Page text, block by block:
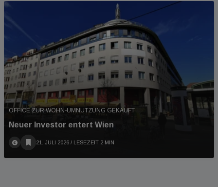
OFFICE ZUR WOHN-UMNUTZUNG GEKAUFT
Neuer Investor entert Wien
21. JULI 2026 / LESEZEIT 2 MIN